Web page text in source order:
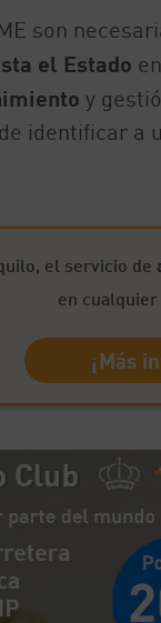
son
el Estado
y
identificar a
el servicio de
en
¡Más